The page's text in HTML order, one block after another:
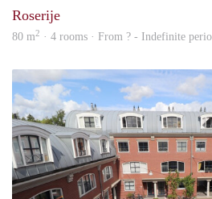
Roserije
80 m2 · 4 rooms · From ? - Indefinite